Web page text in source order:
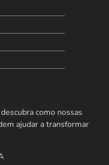
como nossas
ajudar a transformar